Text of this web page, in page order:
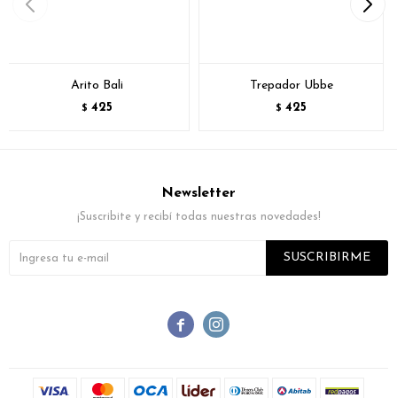
Arito Bali
$ 425
Trepador Ubbe
$ 425
 
Newsletter
¡Suscribite y recibí todas nuestras novedades!
SUSCRIBIRME